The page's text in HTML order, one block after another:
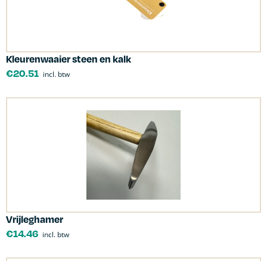
Kleurenwaaier steen en kalk
€20.51 incl. btw
Vrijleghamer
€14.46 incl. btw